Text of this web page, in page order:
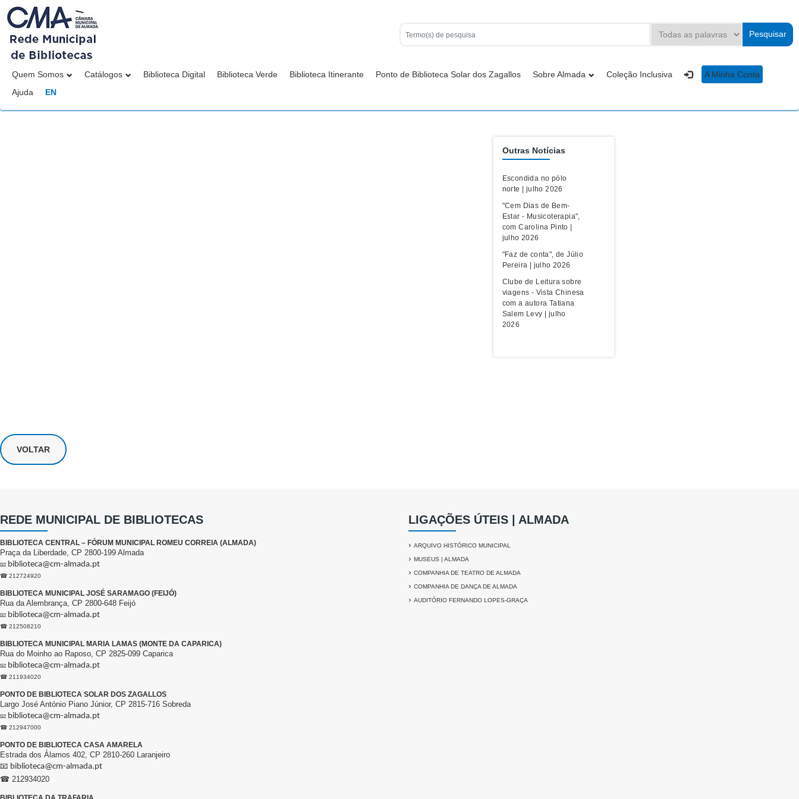
Quem Somos Catálogos Biblioteca Digital Biblioteca Verde Biblioteca Itinerante Ponto de Biblioteca Solar dos Zagallos Sobre Almada Coleção Inclusiva
A Minha Conta
Ajuda
EN
Outras Notícias
Escondida no pólo
norte | julho 2026
"Cem Dias de Bem-
Estar - Musicoterapia",
com Carolina Pinto |
julho 2026
"Faz de conta", de Júlio
Pereira | julho 2026
Clube de Leitura sobre
viagens - Vista Chinesa
com a autora Tatiana
Salem Levy | julho
2026
VOLTAR
REDE MUNICIPAL DE BIBLIOTECAS
BIBLIOTECA CENTRAL – FÓRUM MUNICIPAL ROMEU CORREIA (ALMADA)
Praça da Liberdade, CP 2800-199 Almada
📧 biblioteca@cm-almada.pt
☎ 212724920
BIBLIOTECA MUNICIPAL JOSÉ SARAMAGO (FEIJÓ)
Rua da Alembrança, CP 2800-648 Feijó
📧 biblioteca@cm-almada.pt
☎ 212508210
BIBLIOTECA MUNICIPAL MARIA LAMAS (MONTE DA CAPARICA)
Rua do Moinho ao Raposo, CP 2825-099 Caparica
📧 biblioteca@cm-almada.pt
☎ 211934020
PONTO DE BIBLIOTECA SOLAR DOS ZAGALLOS
Largo José António Piano Júnior, CP 2815-716 Sobreda
📧 biblioteca@cm-almada.pt
☎ 212947000
PONTO DE BIBLIOTECA CASA AMARELA
Estrada dos Álamos 402, CP 2810-260 Laranjeiro
📧 biblioteca@cm-almada.pt
☎ 212934020
LIGAÇÕES ÚTEIS | ALMADA
› ARQUIVO HISTÓRICO MUNICIPAL
› MUSEUS | ALMADA
› COMPANHIA DE TEATRO DE ALMADA
› COMPANHIA DE DANÇA DE ALMADA
› AUDITÓRIO FERNANDO LOPES-GRAÇA